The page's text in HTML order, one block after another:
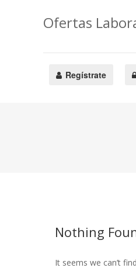
Ofertas
Regístrate
Nothing
It seems we can’t